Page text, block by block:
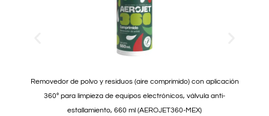
Removedor de polvo y residuos (aire comprimido) con aplicación
360º para limpieza de equipos electrónicos, válvula anti-
estallamiento, 660 ml (AEROJET360-MEX)